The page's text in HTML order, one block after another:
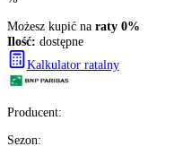
Darmowa dostawa
Ilość: dostępne
Kup teraz